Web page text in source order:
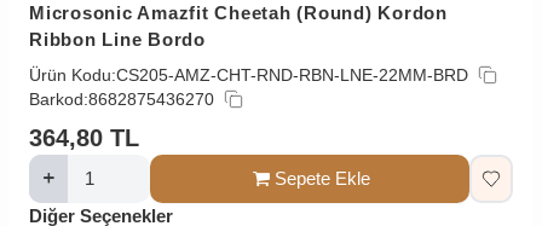
Microsonic Amazfit Cheetah (Round) Kordon
Ribbon Line Bordo
Ürün Kodu:CS205-AMZ-CHT-RND-RBN-LNE-22MM-BRD
Barkod:8682875436270
364,80 TL
Sepete Ekle
Diğer Seçenekler